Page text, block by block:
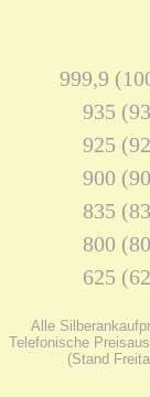
999,9
935
925
900
835
800
625
Alle
Telefonische
(Stand